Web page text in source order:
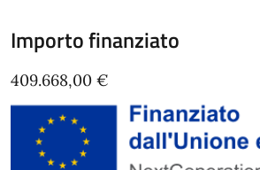
Importo finanziato
409.668,00 €